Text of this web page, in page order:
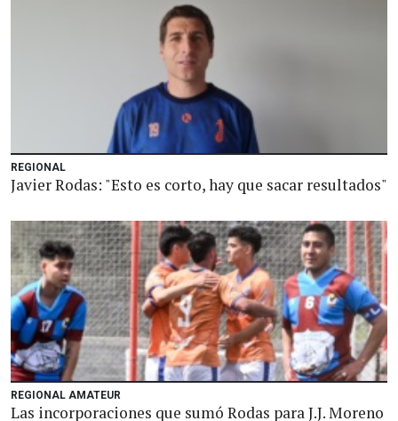
REGIONAL
Javier Rodas: "Esto es corto, hay que sacar resultados"
REGIONAL AMATEUR
Las incorporaciones que sumó Rodas para J.J. Moreno